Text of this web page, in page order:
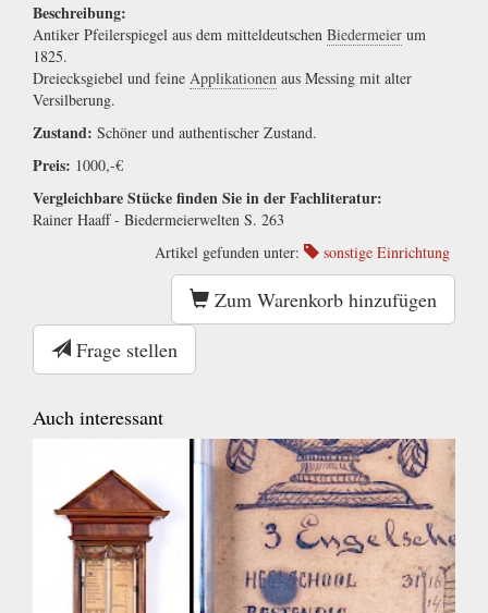
Beschreibung:
Antiker Pfeilerspiegel aus dem mitteldeutschen Biedermeier um
1825.
Dreiecksgiebel und feine Applikationen aus Messing mit alter
Versilberung.
Zustand: Schöner und authentischer Zustand.
Preis: 1000,-€
Vergleichbare Stücke finden Sie in der Fachliteratur:
Rainer Haaff - Biedermeierwelten S. 263
Artikel gefunden unter:
sonstige Einrichtung
Zum Warenkorb hinzufügen
Frage stellen
Auch interessant